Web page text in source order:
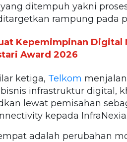
ditempuh yakni
rampung pada
Kepemimpinan Digital
Award 2026
ketiga, Telkom
infrastruktur digital,
lewat pemisahan
kepada
adalah perubahan